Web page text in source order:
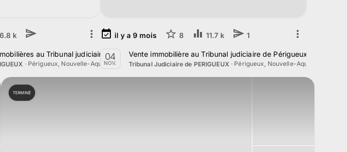
6.8 k
au Tribunal judiciaire de Périgueux le 9 décembre 2025
· Périgueux, Nouvelle-Aquitaine
il y a 9 mois 8 11.7 k 1
04
NOV.
Vente immobilière au Tribunal judiciaire de Périgueux le 4
Tribunal Judiciaire de PERIGUEUX · Périgueux, Nouvelle-Aquitaine
TERMINÉ